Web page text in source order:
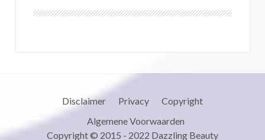
Disclaimer Privacy
Copyright
Algemene Voorwaarden
Copyright © 2015 - 2022 Dazzling Beauty